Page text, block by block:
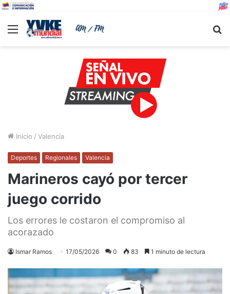
Menu
Inicio / Valencia
Deportes Regionales Valencia
Marineros cayó por tercer
juego corrido
Los errores le costaron el compromiso al
acorazado
Ismar Ramos 17/05/2026 0 83 1 minuto de lectura